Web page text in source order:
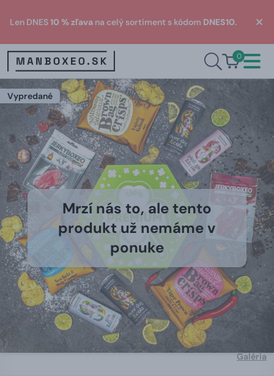
Len DNES10 % zľava na celý sortiment s kódom DNES10.
0
Vypredané
Mrzí nás to, ale tento
produkt už nemáme v
ponuke
Galéria